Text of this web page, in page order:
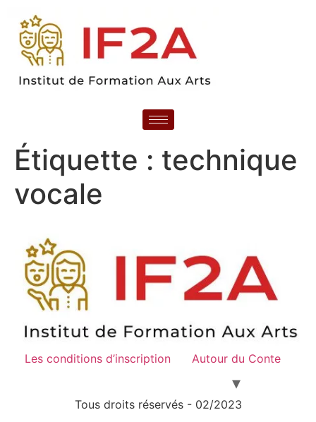
Étiquette : technique
vocale
Les conditions d’inscription Autour du Conte
Tous droits réservés - 02/2023